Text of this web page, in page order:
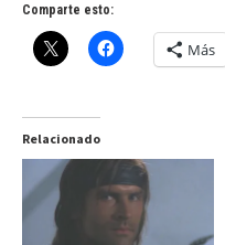
Comparte esto:
Más
Relacionado